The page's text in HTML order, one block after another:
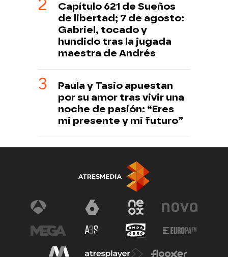
Capítulo 621 de Sueños
de libertad; 7 de agosto:
Gabriel, tocado y
hundido tras la jugada
maestra de Andrés
Paula y Tasio apuestan
por su amor tras vivir una
noche de pasión: “Eres
mi presente y mi futuro”